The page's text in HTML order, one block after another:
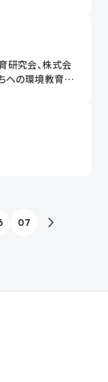
研究会、株式会
への環境教育・
07